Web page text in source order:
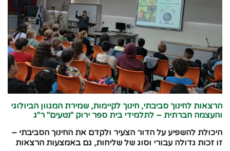
הרצאות לחינוך סביבתי, חינוך לקיימות, שמירת המגוון הביולוגי
והעצמה חברתית – לתלמידי בית ספר ירוק "נטעים" ר"ג
היכולת להשפיע על הדור הצעיר ולקדם את החינוך הסביבתי –
זו זכות גדולה עבורי וסוג של שליחות, גם באמצעות הרצאות